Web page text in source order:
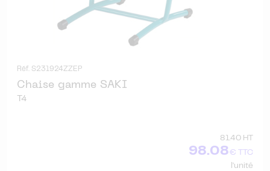
Réf. S231924ZZEP
Chaise gamme SAKI
T4
81.40 HT
98.08€ TTC
l'unité